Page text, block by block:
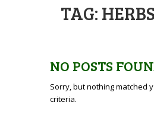
TAG:
NO POSTS
Sorry, but nothing matched
criteria.